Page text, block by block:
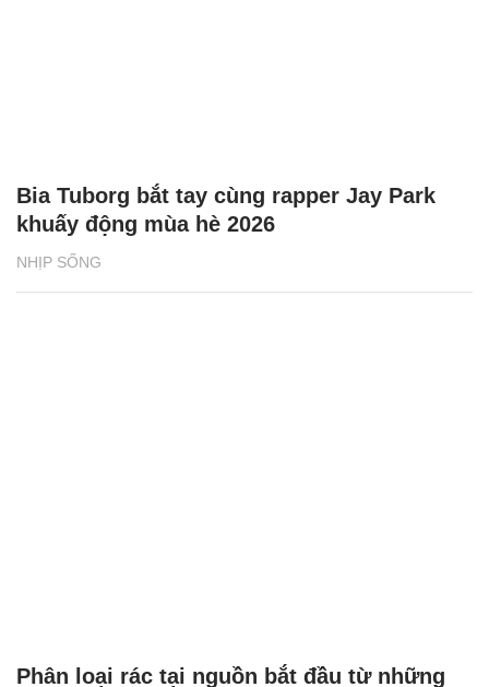
NHỊP SỐNG
Bia Tuborg bắt tay cùng rapper Jay Park
khuấy động mùa hè 2026
Phân loại rác tại nguồn bắt đầu từ những